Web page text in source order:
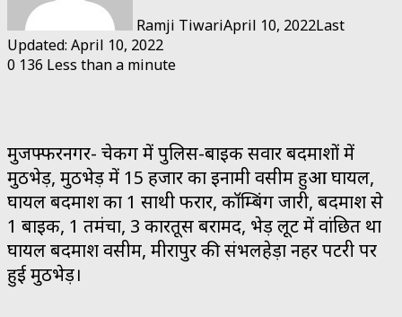
Ramji TiwariApril 10, 2022Last
Updated: April 10, 2022
0 136 Less than a minute
मुजफ्फरनगर- चेकिंग में पुलिस-बाइक सवार बदमाशों में
मुठभेड़, मुठभेड़ में 15 हजार का इनामी वसीम हुआ घायल,
घायल बदमाश का 1 साथी फरार, कॉम्बिंग जारी, बदमाश से
1 बाइक, 1 तमंचा, 3 कारतूस बरामद, भेड़ लूट में वांछित था
घायल बदमाश वसीम, मीरापुर की संभलहेड़ा नहर पटरी पर
हुई मुठभेड़।